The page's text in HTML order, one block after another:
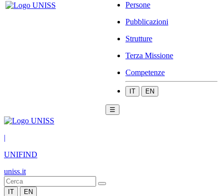
Persone
Pubblicazioni
Strutture
Terza Missione
Competenze
IT EN
☰
|
UNIFIND
uniss.it
IT EN